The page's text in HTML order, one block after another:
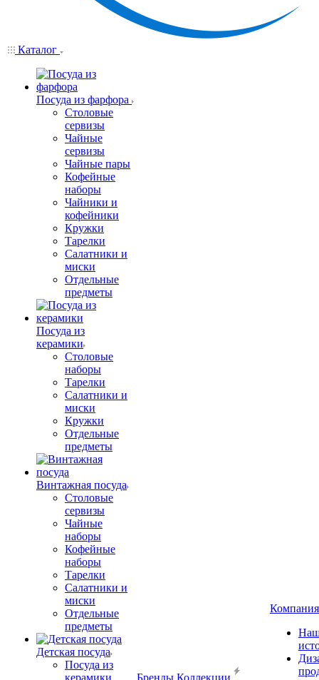
Каталог
Посуда из фарфора
Столовые
сервизы
Чайные
сервизы
Чайные пары
Кофейные
наборы
Чайники и
кофейники
Кружки
Тарелки
Салатники и
миски
Отдельные
предметы
Посуда из
керамики
Столовые
наборы
Тарелки
Салатники и
миски
Кружки
Отдельные
предметы
Винтажная посуда
Столовые
сервизы
Чайные
наборы
Кофейные
наборы
Тарелки
Салатники и
миски
Отдельные
предметы
Детская посуда
Посуда из
керамики
Бренды Коллекции
Компания